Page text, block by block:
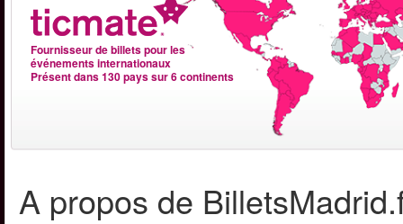
Fournisseur de billets pour les
événements internationaux
Présent dans 130 pays sur 6 continents
A propos de